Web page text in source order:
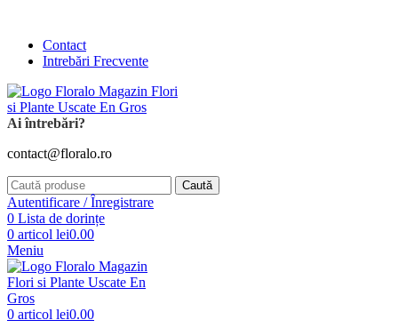
Contact
Intrebări Frecvente
Ai întrebări?
contact@floralo.ro
Caută
Autentificare / Înregistrare
0 Lista de dorințe
0 articol lei0.00
Meniu
0 articol lei0.00